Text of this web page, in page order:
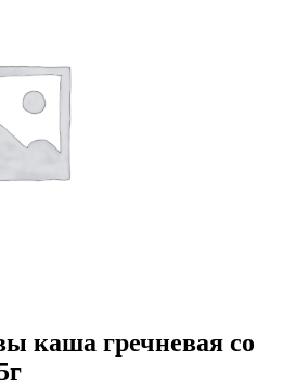
каша гречневая со